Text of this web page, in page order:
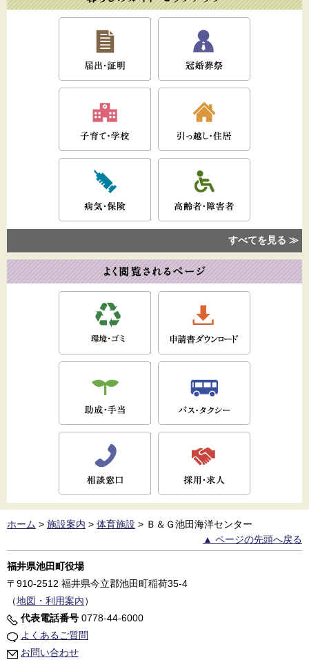
すべてを見る ≫
ホーム > 施設案内 > 体育施設 > Ｂ＆Ｇ池田海洋センター
▲ ページの先頭へ戻る
福井県池田町役場
〒910-2512 福井県今立郡池田町稲荷35-4
（地図・利用案内）
代表電話番号 0778-44-6000
よくあるご質問
お問い合わせ